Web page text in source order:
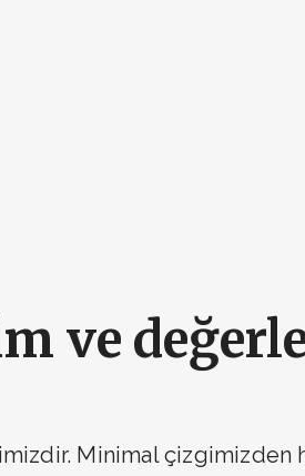
ve
Minimal çizgimizden